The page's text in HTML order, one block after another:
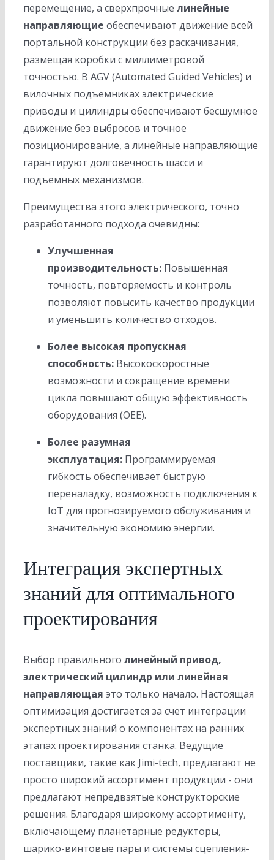
перемещение, а сверхпрочные линейные
направляющие обеспечивают движение всей
портальной конструкции без раскачивания,
размещая коробки с миллиметровой
точностью. В AGV (Automated Guided Vehicles) и
вилочных подъемниках электрические
приводы и цилиндры обеспечивают бесшумное
движение без выбросов и точное
позиционирование, а линейные направляющие
гарантируют долговечность шасси и
подъемных механизмов.
Преимущества этого электрического, точно
разработанного подхода очевидны:
Улучшенная
производительность:Повышенная
точность, повторяемость и контроль
позволяют повысить качество продукции
и уменьшить количество отходов.
Более высокая пропускная
способность:Высокоскоростные
возможности и сокращение времени
цикла повышают общую эффективность
оборудования (OEE).
Более разумная
эксплуатация:Программируемая
гибкость обеспечивает быструю
переналадку, возможность подключения к
IoT для прогнозируемого обслуживания и
значительную экономию энергии.
Интеграция экспертных
знаний для оптимального
проектирования
Выбор правильного линейный привод,
электрический цилиндр или линейная
направляющая это только начало. Настоящая
оптимизация достигается за счет интеграции
экспертных знаний о компонентах на ранних
этапах проектирования станка. Ведущие
поставщики, такие как Jimi-tech, предлагают не
просто широкий ассортимент продукции - они
предлагают непредвзятые конструкторские
решения. Благодаря широкому ассортименту,
включающему планетарные редукторы,
шарико-винтовые пары и системы сцепления-